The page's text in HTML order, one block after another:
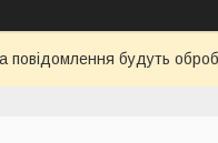
повідомлення будуть